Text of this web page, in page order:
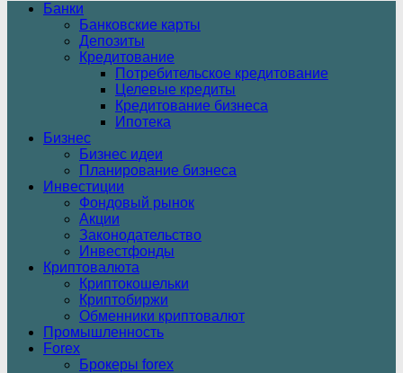
Банки
Банковские карты
Депозиты
Кредитование
Потребительское кредитование
Целевые кредиты
Кредитование бизнеса
Ипотека
Бизнес
Бизнес идеи
Планирование бизнеса
Инвестиции
Фондовый рынок
Акции
Законодательство
Инвестфонды
Криптовалюта
Криптокошельки
Криптобиржи
Обменники криптовалют
Промышленность
Forex
Брокеры forex